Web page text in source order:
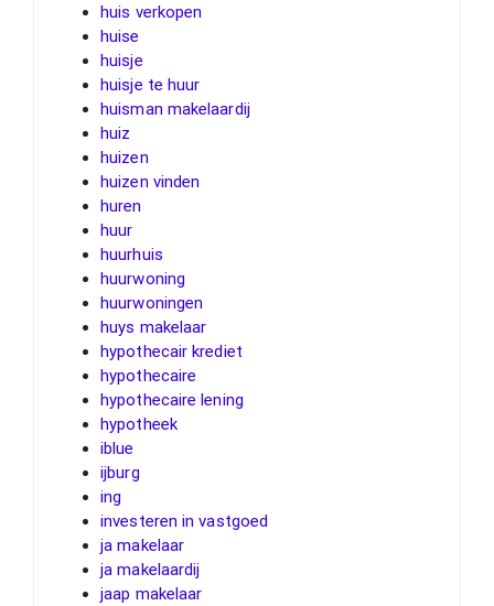
huis verkopen
huise
huisje
huisje te huur
huisman makelaardij
huiz
huizen
huizen vinden
huren
huur
huurhuis
huurwoning
huurwoningen
huys makelaar
hypothecair krediet
hypothecaire
hypothecaire lening
hypotheek
iblue
ijburg
ing
investeren in vastgoed
ja makelaar
ja makelaardij
jaap makelaar